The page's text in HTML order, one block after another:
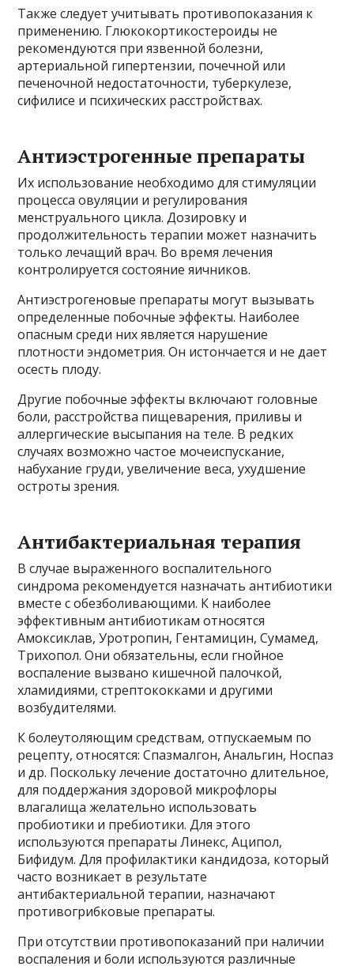
Также следует учитывать противопоказания к
применению. Глюкокортикостероиды не
рекомендуются при язвенной болезни,
артериальной гипертензии, почечной или
печеночной недостаточности, туберкулезе,
сифилисе и психических расстройствах.
Антиэстрогенные препараты
Их использование необходимо для стимуляции
процесса овуляции и регулирования
менструального цикла. Дозировку и
продолжительность терапии может назначить
только лечащий врач. Во время лечения
контролируется состояние яичников.
Антиэстрогеновые препараты могут вызывать
определенные побочные эффекты. Наиболее
опасным среди них является нарушение
плотности эндометрия. Он истончается и не дает
осесть плоду.
Другие побочные эффекты включают головные
боли, расстройства пищеварения, приливы и
аллергические высыпания на теле. В редких
случаях возможно частое мочеиспускание,
набухание груди, увеличение веса, ухудшение
остроты зрения.
Антибактериальная терапия
В случае выраженного воспалительного
синдрома рекомендуется назначать антибиотики
вместе с обезболивающими. К наиболее
эффективным антибиотикам относятся
Амоксиклав, Уротропин, Гентамицин, Сумамед,
Трихопол. Они обязательны, если гнойное
воспаление вызвано кишечной палочкой,
хламидиями, стрептококками и другими
возбудителями.
К болеутоляющим средствам, отпускаемым по
рецепту, относятся: Спазмалгон, Анальгин, Носпаз
и др. Поскольку лечение достаточно длительное,
для поддержания здоровой микрофлоры
влагалища желательно использовать
пробиотики и пребиотики. Для этого
используются препараты Линекс, Аципол,
Бифидум. Для профилактики кандидоза, который
часто возникает в результате
антибактериальной терапии, назначают
противогрибковые препараты.
При отсутствии противопоказаний при наличии
воспаления и боли используются различные